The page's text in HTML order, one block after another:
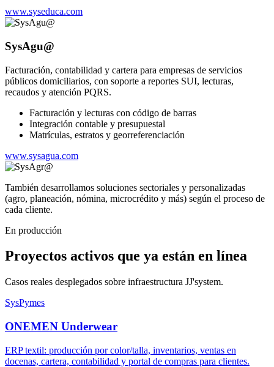
www.syseduca.com
SysAgu@
Facturación, contabilidad y cartera para empresas de servicios
públicos domiciliarios, con soporte a reportes SUI, lecturas,
recaudos y atención PQRS.
Facturación y lecturas con código de barras
Integración contable y presupuestal
Matrículas, estratos y georreferenciación
www.sysagua.com
También desarrollamos soluciones sectoriales y personalizadas
(agro, planeación, nómina, microcrédito y más) según el proceso de
cada cliente.
En producción
Proyectos activos que ya están en línea
Casos reales desplegados sobre infraestructura JJ'system.
SysPymes
ONEMEN Underwear
ERP textil: producción por color/talla, inventarios, ventas en
docenas, cartera, contabilidad y portal de compras para clientes.